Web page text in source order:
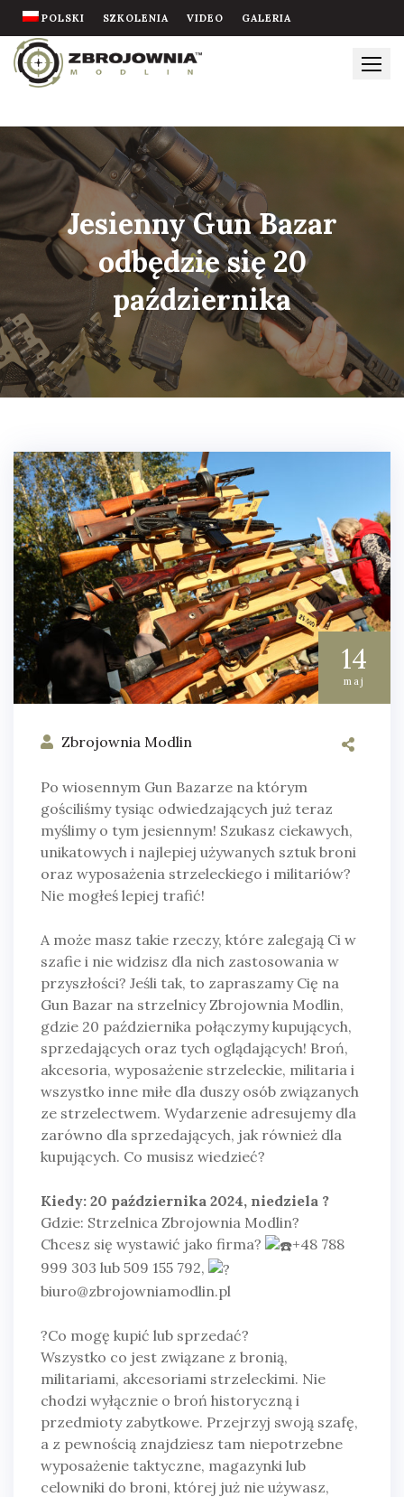
Skip
to
content
POLSKI SZKOLENIA VIDEO GALERIA
Jesienny Gun Bazar
odbędzie się 20
października
Zbrojownia Modlin
14
maj
Po wiosennym Gun Bazarze na którym
gościliśmy tysiąc odwiedzających już teraz
myślimy o tym jesiennym! Szukasz ciekawych,
unikatowych i najlepiej używanych sztuk broni
oraz wyposażenia strzeleckiego i militariów?
Nie mogłeś lepiej trafić!
A może masz takie rzeczy, które zalegają Ci w
szafie i nie widzisz dla nich zastosowania w
przyszłości? Jeśli tak, to zapraszamy Cię na
Gun Bazar na strzelnicy Zbrojownia Modlin,
gdzie 20 października połączymy kupujących,
sprzedających oraz tych oglądających! Broń,
akcesoria, wyposażenie strzeleckie, militaria i
wszystko inne miłe dla duszy osób związanych
ze strzelectwem. Wydarzenie adresujemy dla
zarówno dla sprzedających, jak również dla
kupujących. Co musisz wiedzieć?
Kiedy: 20 października 2024, niedziela ?
Gdzie: Strzelnica Zbrojownia Modlin?
Chcesz się wystawić jako firma?
+48 788
999 303 lub 509 155 792,
biuro@zbrojowniamodlin.pl
?Co mogę kupić lub sprzedać?
Wszystko co jest związane z bronią,
militariami, akcesoriami strzeleckimi. Nie
chodzi wyłącznie o broń historyczną i
przedmioty zabytkowe. Przejrzyj swoją szafę,
a z pewnością znajdziesz tam niepotrzebne
wyposażenie taktyczne, magazynki lub
celowniki do broni, której już nie używasz,